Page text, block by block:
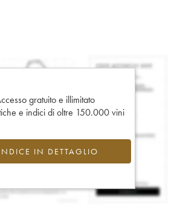
gratuito e illimitato
e indici di oltre 150.000 vini
IN DETTAGLIO